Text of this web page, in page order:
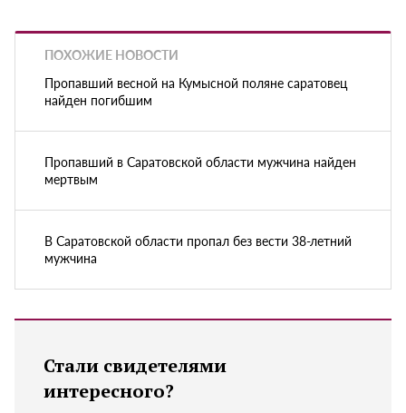
ПОХОЖИЕ НОВОСТИ
Пропавший весной на Кумысной поляне саратовец
найден погибшим
Пропавший в Саратовской области мужчина найден
мертвым
В Саратовской области пропал без вести 38-летний
мужчина
Стали свидетелями
интересного?